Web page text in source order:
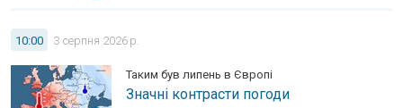
Значні контрасти погоди. Таким був липень в Європі.
10:00 3 серпня 2026 р.
Таким був липень в Європі
Значні контрасти погоди